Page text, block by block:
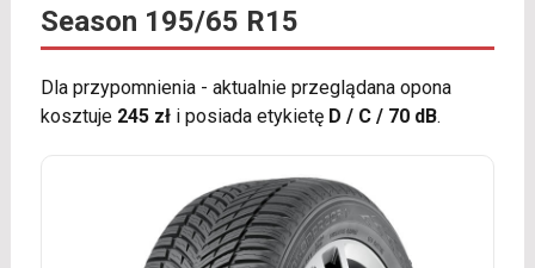
Season 195/65 R15
Dla przypomnienia - aktualnie przeglądana opona
kosztuje 245 złi posiada etykietę D / C / 70 dB.